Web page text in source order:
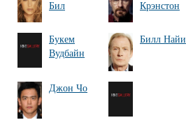
Бил
Крэнстон
Букем
Вудбайн
Билл Найи
Джон Чо